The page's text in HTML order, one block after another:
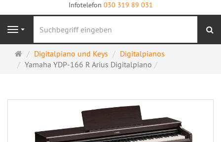
Infotelefon 030 319 89 031
Navigation
Startseite
Digitalpiano und Keys
Digitalpianos
Yamaha YDP-166 R Arius Digitalpiano